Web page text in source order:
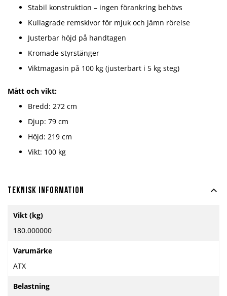
Stabil konstruktion – ingen förankring behövs
Kullagrade remskivor för mjuk och jämn rörelse
Justerbar höjd på handtagen
Kromade styrstänger
Viktmagasin på 100 kg (justerbart i 5 kg steg)
Mått och vikt:
Bredd: 272 cm
Djup: 79 cm
Höjd: 219 cm
Vikt: 100 kg
Teknisk information
information
Vikt (kg)
180.000000
Varumärke
ATX
Belastning